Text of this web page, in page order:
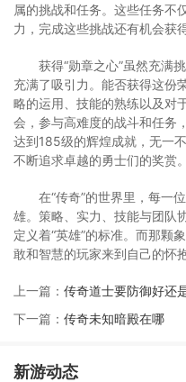
属的挑战和任务。这些任务不
力，完成这些挑战还有机会获
获得“勋章之心”虽然充满
充满了吸引力。能否获得这份
略的运用、技能的熟练以及对
会，参与高难度的战斗和任务
达到185级的辉煌成就，无一
不断追求卓越的勇士们的奖赏。
在“传奇”的世界里，每一
雄。策略、实力、技能与团队
定义着“英雄”的标准。而那颗
敢和智慧的玩家来到自己的怀抱
上一篇： 传奇道士要防御好还
下一篇： 传奇未知暗殿在哪
新游动态